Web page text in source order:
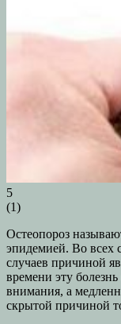
5
(1)
Остеопороз
эпидемией. Во всех
случаев причиной
времени эту
внимания, а
скрытой причиной